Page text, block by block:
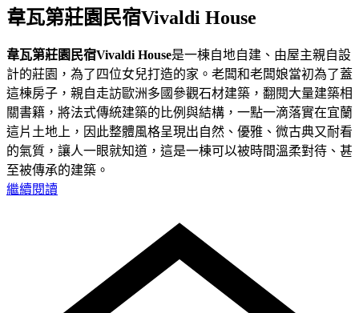
韋瓦第莊園民宿Vivaldi House
韋瓦第莊園民宿Vivaldi House是一棟自地自建、由屋主親自設
計的莊園，為了四位女兒打造的家。老闆和老闆娘當初為了蓋
這棟房子，親自走訪歐洲多國參觀石材建築，翻閱大量建築相
關書籍，將法式傳統建築的比例與結構，一點一滴落實在宜蘭
這片土地上，因此整體風格呈現出自然、優雅、微古典又耐看
的氣質，讓人一眼就知道，這是一棟可以被時間溫柔對待、甚
至被傳承的建築。
繼續閱讀